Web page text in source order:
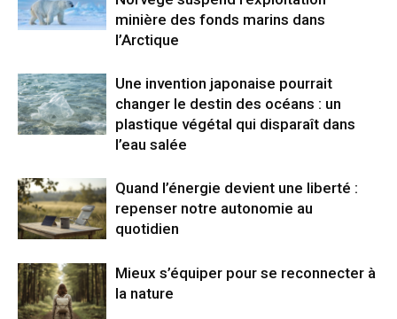
minière des fonds marins dans
l’Arctique
Une invention japonaise pourrait
changer le destin des océans : un
plastique végétal qui disparaît dans
l’eau salée
Quand l’énergie devient une liberté :
repenser notre autonomie au
quotidien
Mieux s’équiper pour se reconnecter à
la nature